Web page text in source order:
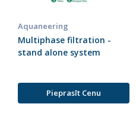
Aquaneering
Multiphase filtration -
stand alone system
Pieprasīt Cenu